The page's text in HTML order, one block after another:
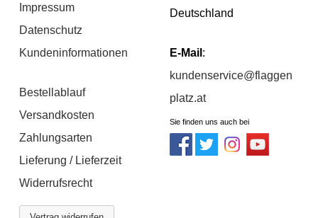
Impressum
Datenschutz
Kundeninformationen
Bestellablauf
Versandkosten
Zahlungsarten
Lieferung / Lieferzeit
Widerrufsrecht
Deutschland
E-Mail :
kundenservice@flaggen
platz.at
Sie finden uns auch bei